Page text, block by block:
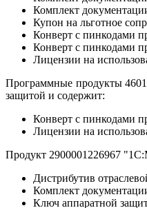
Комплект
Купон на льготное
Конверт с пинкодами
Конверт с пинкодами
Лицензии на
Программные продукты
защитой и содержит:
Конверт с пинкодами
Лицензии на
Продукт 2900001226967
Дистрибутив
Комплект
Ключ аппаратной